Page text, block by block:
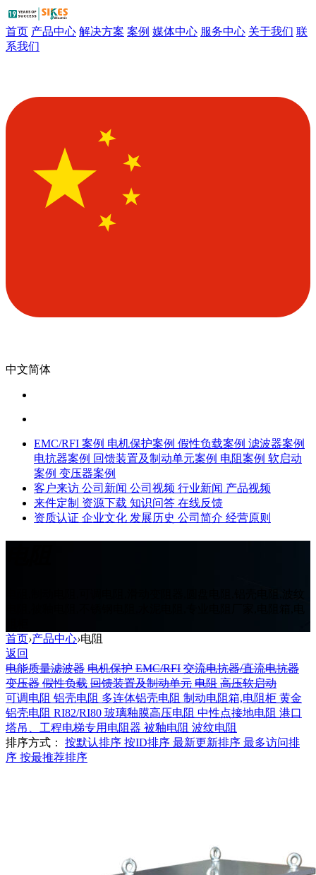
首页 产品中心 解决方案 案例 媒体中心 服务中心 关于我们 联
系我们
中文简体
EMC/RFI 案例 电机保护案例 假性负载案例 滤波器案例
电抗器案例 回馈装置及制动单元案例 电阻案例 软启动
案例 变压器案例
客户来访 公司新闻 公司视频 行业新闻 产品视频
来件定制 资源下载 知识问答 在线反馈
资质认证 企业文化 发展历史 公司简介 经营原则
首页›产品中心›电阻
返回
电能质量滤波器 电机保护 EMC/RFI 交流电抗器/直流电抗器
变压器 假性负载 回馈装置及制动单元 电阻 高压软启动
可调电阻 铝壳电阻 多连体铝壳电阻 制动电阻箱,电阻柜 黄金
铝壳电阻 RI82/RI80 玻璃釉膜高压电阻 中性点接地电阻 港口
塔吊、工程电梯专用电阻器 被釉电阻 波纹电阻
排序方式：
按默认排序 按ID排序 最新更新排序 最多访问排
序 按最推荐排序